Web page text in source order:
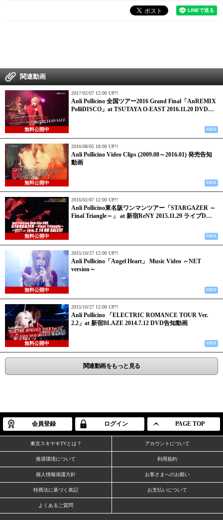
関連動画
無料公開中
2017/02/07 12:00 UP!!
Anli Pollicino 全国ツアー2016 Grand Final「AnREMIX
PolliDISCO」at TSUTAYA O-EAST 2016.11.20 DVD…
FREE
無料公開中
2016/08/05 18:00 UP!!
Anli Pollicino Video Clips (2009.08～2016.01) 発売告知
動画
FREE
無料公開中
2016/02/07 12:00 UP!!
Anli Pollicino東名阪ワンマンツアー「STARGAZER ～
Final Triangle～」 at 新宿ReNY 2015.11.29 ライブD…
FREE
無料公開中
2015/10/27 12:00 UP!!
Anli Pollicino「Angel Heart」 Music Video ～NET
version～
FREE
無料公開中
2015/10/27 12:00 UP!!
Anli Pollicino 「ELECTRIC ROMANCE TOUR Ver.
2.2」at 新宿BLAZE 2014.7.12 DVD告知動画
FREE
関連動画をもっと見る
会員登録 ログイン PAGE TOP
東京スキヤキTVとは？ アカウントについて
推奨環境について 利用規約
個人情報保護方針 お客さまへのお願い
特商法に基づく表記 お支払いについて
よくあるご質問